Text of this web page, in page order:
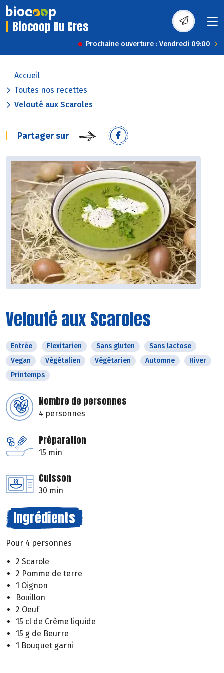
Biocoop Du Cres
Prochaine ouverture : Vendredi 09:00
Accueil
Toutes nos recettes
Velouté aux Scaroles
Partager sur
Velouté aux Scaroles
Entrée Flexitarien Sans gluten
Sans lactose
Vegan
Végétalien Végétarien Automne
Hiver
Printemps
Nombre de personnes
4 personnes
Préparation
15 min
Cuisson
30 min
Ingrédients
Pour 4 personnes
2 Scarole
2 Pomme de terre
1 Oignon
Bouillon
2 Oeuf
15 cl de Crème liquide
15 g de Beurre
1 Bouquet garni